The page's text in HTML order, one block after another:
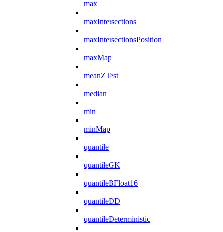
max
maxIntersections
maxIntersectionsPosition
maxMap
meanZTest
median
min
minMap
quantile
quantileGK
quantileBFloat16
quantileDD
quantileDeterministic